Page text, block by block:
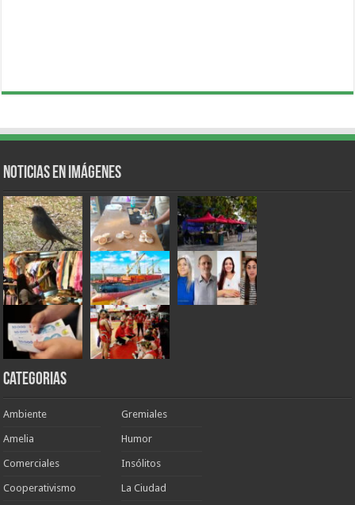
Noticias en Imágenes
Categorias
Ambiente
Amelia
Comerciales
Cooperativismo
Gremiales
Humor
Insólitos
La Ciudad